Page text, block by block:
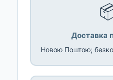
Доставка
Новою Поштою;